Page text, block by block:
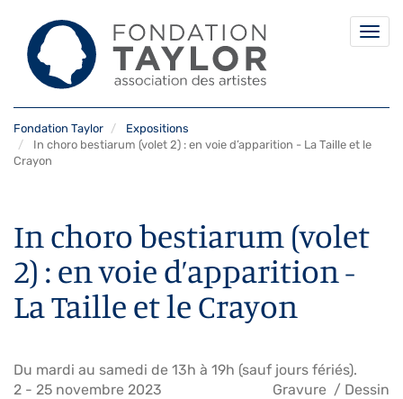
au
contenu
Fondation Taylor
Expositions
In choro bestiarum (volet 2) : en voie d’apparition - La Taille et le
Crayon
In choro bestiarum (volet
2) : en voie d’apparition -
La Taille et le Crayon
Du mardi au samedi de 13h à 19h (sauf jours fériés).
2 - 25 novembre 2023 Gravure Dessin